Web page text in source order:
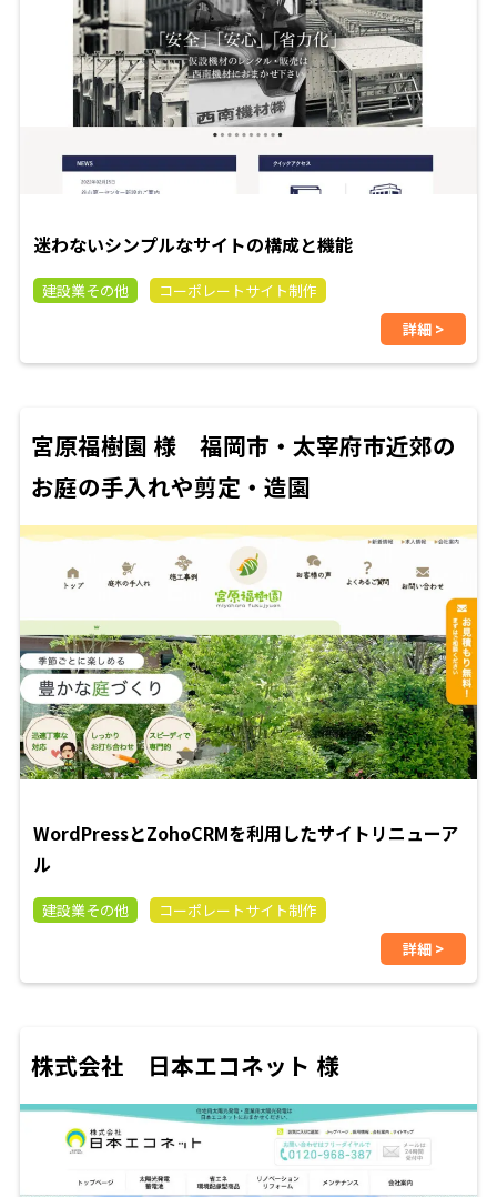
迷わないシンプルなサイトの構成と機能
建設業その他
コーポレートサイト制作
詳細 >
宮原福樹園 様 福岡市・太宰府市近郊の
お庭の手入れや剪定・造園
WordPressとZohoCRMを利用したサイトリニューア
ル
建設業その他
コーポレートサイト制作
詳細 >
株式会社 日本エコネット 様